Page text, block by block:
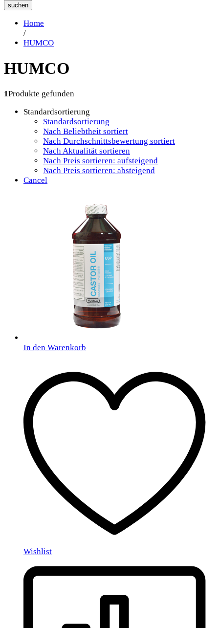
suchen
Home
/
HUMCO
HUMCO
1Produkte gefunden
Standardsortierung
Standardsortierung
Nach Beliebtheit sortiert
Nach Durchschnittsbewertung sortiert
Nach Aktualität sortieren
Nach Preis sortieren: aufsteigend
Nach Preis sortieren: absteigend
Cancel
In den Warenkorb
Wishlist